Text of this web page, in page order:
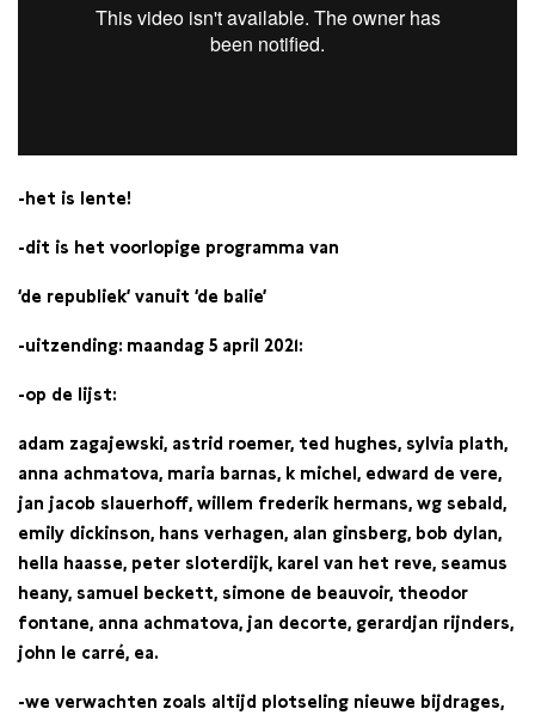
-het is lente!
-dit is het voorlopige programma van
‘de republiek’ vanuit ‘de balie’
-uitzending: maandag 5 april 2021:
-op de lijst:
adam zagajewski, astrid roemer, ted hughes, sylvia plath,
anna achmatova, maria barnas, k michel, edward de vere,
jan jacob slauerhoff, willem frederik hermans, wg sebald,
emily dickinson, hans verhagen, alan ginsberg, bob dylan,
hella haasse, peter sloterdijk, karel van het reve, seamus
heany, samuel beckett, simone de beauvoir, theodor
fontane, anna achmatova, jan decorte, gerardjan rijnders,
john le carré, ea.
-we verwachten zoals altijd plotseling nieuwe bijdrages,